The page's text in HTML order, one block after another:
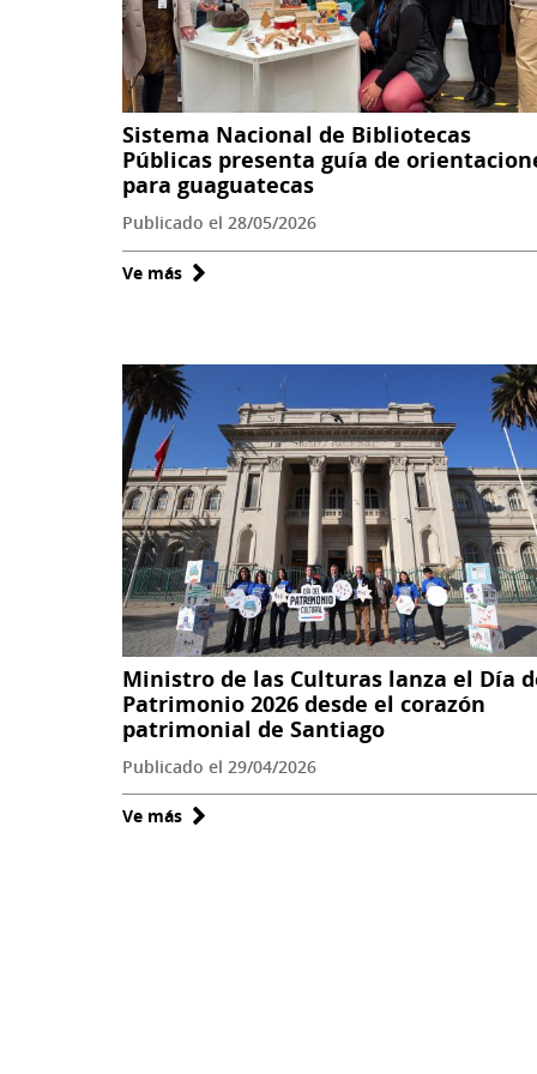
en
Sarmiento
Sistema Nacional de Bibliotecas
Públicas presenta guía de
para guaguatecas
Publicado el 28/05/2026
Ve más sobre
de
Bibliotecas
Públicas
presenta
guía
de
orientaciones
para
guaguatecas
Ministro de las Culturas lanza el Día
Patrimonio 2026 desde el corazón
patrimonial de Santiago
Publicado el 29/04/2026
Ve más sobre